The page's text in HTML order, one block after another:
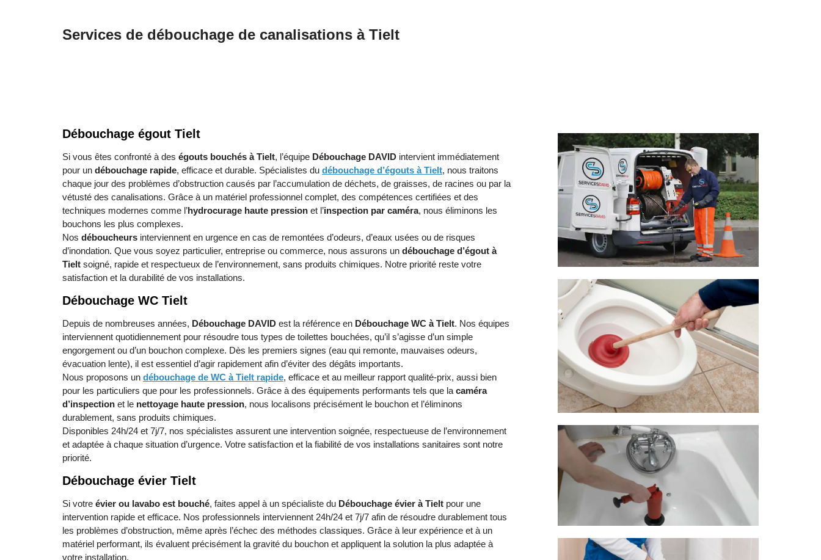
Services de débouchage de canalisations à Tielt
Débouchage égout Tielt
Si vous êtes confronté à des égouts bouchés à Tielt, l’équipe Débouchage DAVID intervient immédiatement
pour un débouchage rapide, efficace et durable. Spécialistes du débouchage d’égouts à Tielt, nous traitons
chaque jour des problèmes d’obstruction causés par l’accumulation de déchets, de graisses, de racines ou par la
vétusté des canalisations. Grâce à un matériel professionnel complet, des compétences certifiées et des
techniques modernes comme l’hydrocurage haute pression et l’inspection par caméra, nous éliminons les
bouchons les plus complexes.
Nos déboucheurs interviennent en urgence en cas de remontées d’odeurs, d’eaux usées ou de risques
d’inondation. Que vous soyez particulier, entreprise ou commerce, nous assurons un débouchage d’égout à
Tielt soigné, rapide et respectueux de l’environnement, sans produits chimiques. Notre priorité reste votre
satisfaction et la durabilité de vos installations.
Débouchage WC Tielt
Depuis de nombreuses années, Débouchage DAVID est la référence en Débouchage WC à Tielt. Nos équipes
interviennent quotidiennement pour résoudre tous types de toilettes bouchées, qu’il s’agisse d’un simple
engorgement ou d’un bouchon complexe. Dès les premiers signes (eau qui remonte, mauvaises odeurs,
évacuation lente), il est essentiel d’agir rapidement afin d’éviter des dégâts importants.
Nous proposons un débouchage de WC à Tielt rapide, efficace et au meilleur rapport qualité-prix, aussi bien
pour les particuliers que pour les professionnels. Grâce à des équipements performants tels que la caméra
d’inspection et le nettoyage haute pression, nous localisons précisément le bouchon et l’éliminons
durablement, sans produits chimiques.
Disponibles 24h/24 et 7j/7, nos spécialistes assurent une intervention soignée, respectueuse de l’environnement
et adaptée à chaque situation d’urgence. Votre satisfaction et la fiabilité de vos installations sanitaires sont notre
priorité.
Débouchage évier Tielt
Si votre évier ou lavabo est bouché, faites appel à un spécialiste du Débouchage évier à Tielt pour une
intervention rapide et efficace. Nos professionnels interviennent 24h/24 et 7j/7 afin de résoudre durablement tous
les problèmes d’obstruction, même après l’échec des méthodes classiques. Grâce à leur expérience et à un
matériel performant, ils évaluent précisément la gravité du bouchon et appliquent la solution la plus adaptée à
votre installation.